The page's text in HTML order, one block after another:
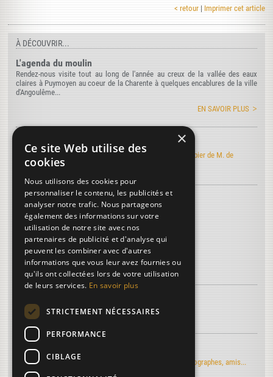
< retour | Imprimer cet article
À DÉCOUVRIR...
L'agenda du moulin
Rendez-nous visite tout au long de l'année au creux de la vallée des eaux
claires à Puymoyen au coeur de la Charente à quelques encablures de la ville
d'Angoulême...
EN SAVOIR PLUS
Art de faire le papier
Découvrez l'édition électronique de l'Art de faire le papier de M. de
Lalande
Découvrez le vocabulaire du papier...
Canal de Briare
Baskerville
Redable
Plus de termes...
La troisième dimension
Regards d'artistes...
Le moulin du Verger vu par les artistes-peintres, photographes, amis...
×
Ce site Web utilise des
cookies
Nous utilisons des cookies pour
personnaliser le contenu, les publicités et
analyser notre trafic. Nous partageons
également des informations sur votre
utilisation de notre site avec nos
partenaires de publicité et d'analyse qui
peuvent les combiner avec d'autres
informations que vous leur avez fournies ou
qu'ils ont collectées lors de votre utilisation
de leurs services. En savoir plus
STRICTEMENT NÉCESSAIRES
PERFORMANCE
CIBLAGE